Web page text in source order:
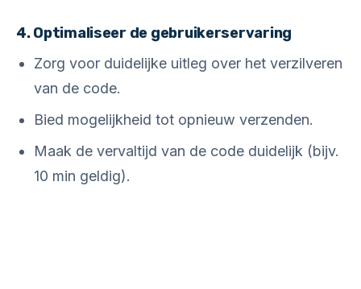
4. Optimaliseer de gebruikerservaring
Zorg voor duidelijke uitleg over het verzilveren
van de code.
Bied mogelijkheid tot opnieuw verzenden.
Maak de vervaltijd van de code duidelijk (bijv.
10 min geldig).